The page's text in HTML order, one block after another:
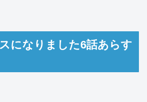
になりました6話あらす